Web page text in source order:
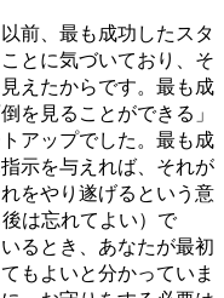
前、最も成功したスタ
とに気づいており、そ
えたからです。最も成
を見ることができる」
アップでした。最も成
示を与えれば、それが
をやり遂げるという意
は忘れてよい）で
るとき、あなたが最初
もよいと分かっていま